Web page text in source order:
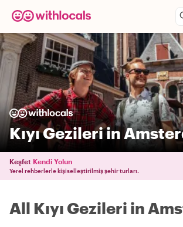
Kıyı Gezileri in
Keşfet Kendi Yolun
Yerel rehberlerle kişiselleştirilmiş şehir turları.
All Kıyı Gezileri in